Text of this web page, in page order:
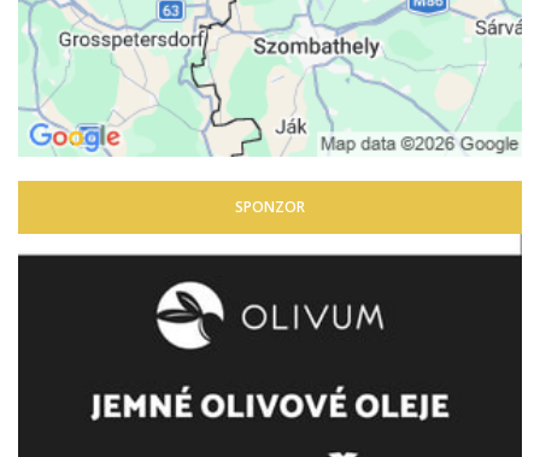
SPONZOR